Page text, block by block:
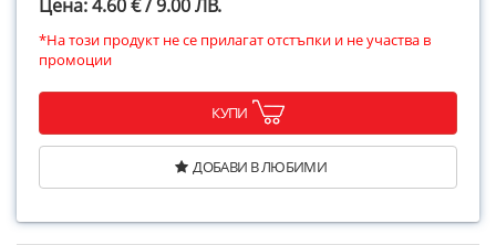
Цена: 4.60 € / 9.00 ЛВ.
*На този продукт не се прилагат отстъпки и не участва в
промоции
КУПИ
ДОБАВИ В ЛЮБИМИ